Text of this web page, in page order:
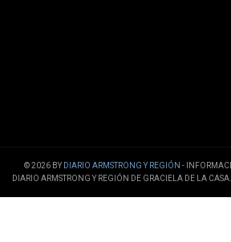
© 2026 BY DIARIO ARMSTRONG Y REGIÓN -
DIARIO ARMSTRONG Y REGIÓN DE GRACIELA DE LA